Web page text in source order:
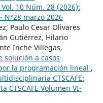
10 Núm. 28 (2026):
N°28 marzo 2026
Paulo Cesar Olivares
Gutiérrez, Hilario
Inche Villegas,
solución a casos
la programación lineal ,
CTSCAFE:
CTSCAFE Volumen VI-